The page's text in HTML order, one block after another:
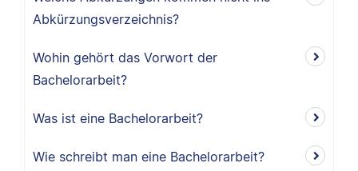
Abkürzungsverzeichnis?
Wohin gehört das Vorwort der
Bachelorarbeit?
Was ist eine Bachelorarbeit?
Wie schreibt man eine Bachelorarbeit?